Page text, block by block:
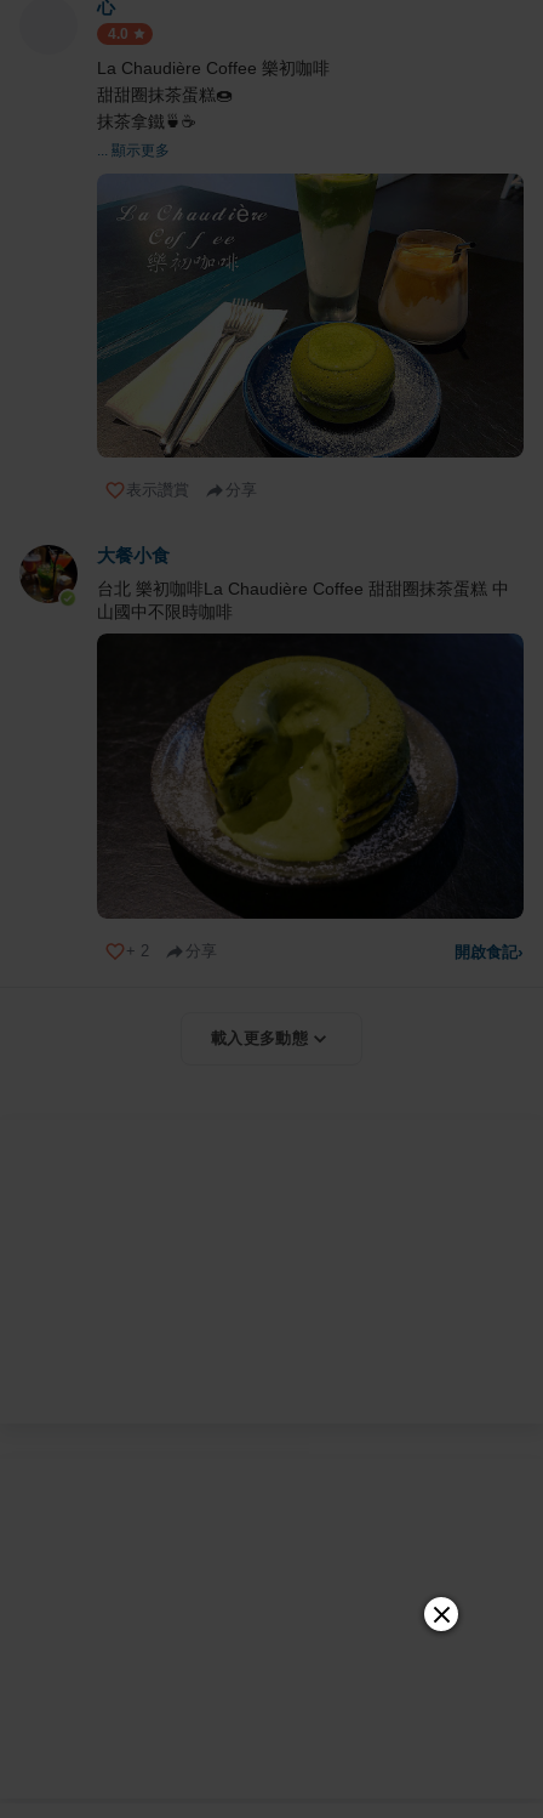
心
4.0
La Chaudière Coffee 樂初咖啡
甜甜圈抹茶蛋糕🍩
抹茶拿鐵🍵☕️
... 顯示更多
表示讚賞 分享
大餐小食
台北 樂初咖啡La Chaudière Coffee 甜甜圈抹茶蛋糕 中
山國中不限時咖啡
+ 2 分享 開啟食記›
載入更多動態